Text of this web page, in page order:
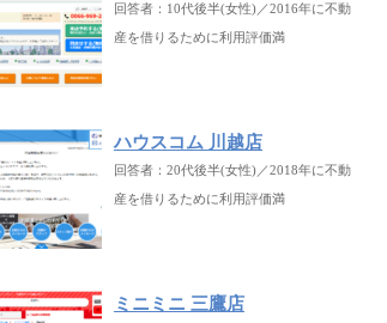
回答者：10代後半(女性)／2016年に不動
産を借りるために利用評価満
ハウスコム 川越店
回答者：20代後半(女性)／2018年に不動
産を借りるために利用評価満
ミニミニ 三鷹店